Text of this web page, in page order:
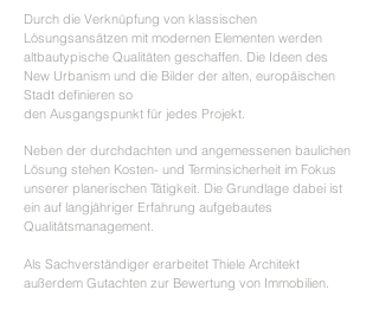
Durch die Verknüpfung von klassischen
Lösungsansätzen mit modernen Elementen werden
altbautypische Qualitäten geschaffen. Die Ideen des
New Urbanism und die Bilder der alten, europäischen
Stadt definieren so
den Ausgangspunkt für jedes Projekt.
Neben der durchdachten und angemessenen baulichen
Lösung stehen Kosten- und Terminsicherheit im Fokus
unserer planerischen Tätigkeit. Die Grundlage dabei ist
ein auf langjähriger Erfahrung aufgebautes
Qualitätsmanagement.
Als Sachverständiger erarbeitet Thiele Architekt
außerdem Gutachten zur Bewertung von Immobilien.